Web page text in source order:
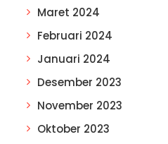
Maret 2024
Februari 2024
Januari 2024
Desember 2023
November 2023
Oktober 2023